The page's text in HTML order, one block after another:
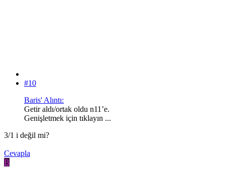
#10
Baris' Alıntı:
Getir aldı/ortak oldu n11’e.
Genişletmek için tıklayın ...
3/1 i değil mi?
Cevapla
B